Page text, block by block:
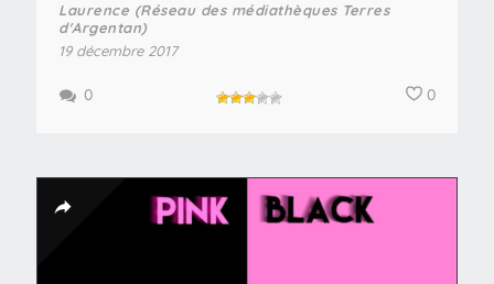
Laurence (Réseau des médiathèques Terres
d'Argentan)
19 décembre 2017
0
0